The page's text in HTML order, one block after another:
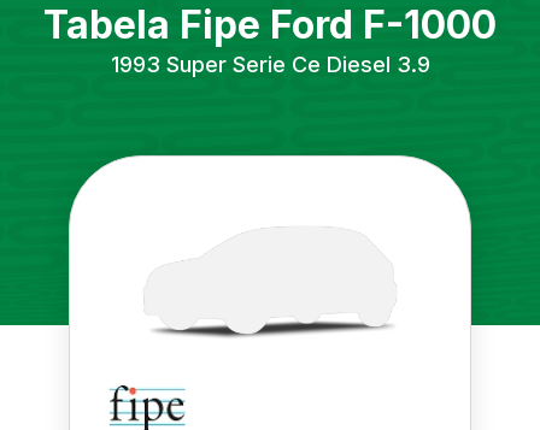
Tabela Fipe Ford F-1000
1993 Super Serie Ce Diesel 3.9